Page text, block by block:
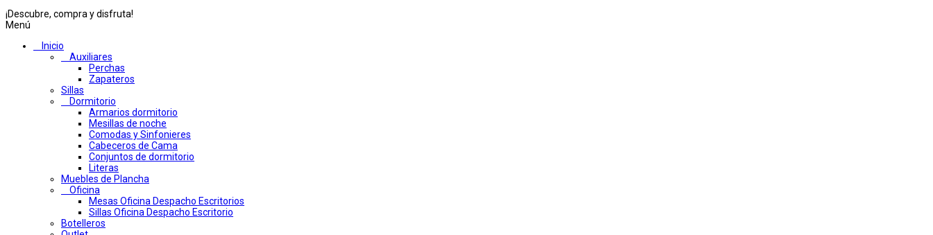
¡Descubre, compra y disfruta!
Menú
Inicio
Auxiliares
Perchas
Zapateros
Sillas
Dormitorio
Armarios dormitorio
Mesillas de noche
Comodas y Sinfonieres
Cabeceros de Cama
Conjuntos de dormitorio
Literas
Muebles de Plancha
Oficina
Mesas Oficina Despacho Escritorios
Sillas Oficina Despacho Escritorio
Botelleros